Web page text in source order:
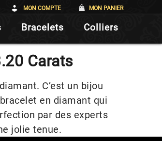
MON COMPTE MON PANIER
Bracelets Colliers
Carats
C’est un bijou
en diamant qui
par des experts
jolie tenue.